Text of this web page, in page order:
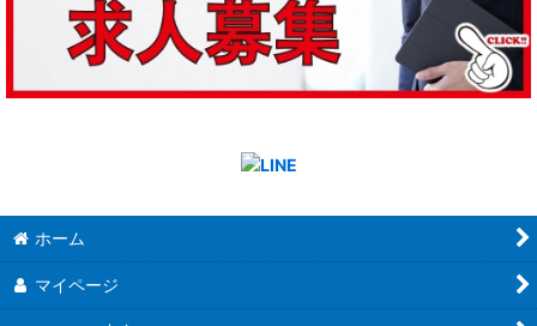
ホーム
マイページ